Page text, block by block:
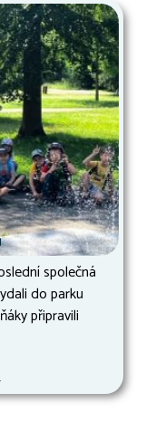
společná
do parku
připravili